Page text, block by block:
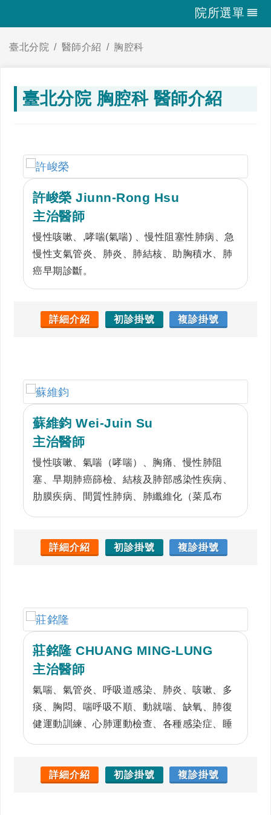
院所選單
臺北分院 醫師介紹 胸腔科
臺北分院 胸腔科 醫師介紹
許峻榮 Jiunn-Rong Hsu
主治醫師
慢性咳嗽、,哮喘(氣喘) 、慢性阻塞性肺病、急
慢性支氣管炎、肺炎、肺結核、助胸積水、肺
癌早期診斷。
詳細介紹 初診掛號 複診掛號
蘇維鈞 Wei-Juin Su
主治醫師
慢性咳嗽、氣喘（哮喘）、胸痛、慢性肺阻
塞、早期肺癌篩檢、結核及肺部感染性疾病、
肋膜疾病、間質性肺病、肺纖維化（菜瓜布
詳細介紹 初診掛號 複診掛號
莊銘隆 CHUANG MING-LUNG
主治醫師
氣喘、氣管炎、呼吸道感染、肺炎、咳嗽、多
痰、胸悶、喘呼吸不順、動就喘、缺氧、肺復
健運動訓練、心肺運動檢查、各種感染症、睡
詳細介紹 初診掛號 複診掛號